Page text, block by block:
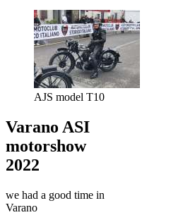
AJS model T10
Varano ASI
motorshow
2022
we had a good time in
Varano